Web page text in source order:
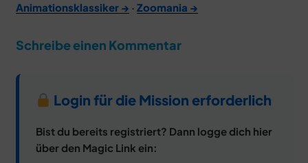
Animationsklassiker → · Zoomania →
Schreibe einen Kommentar
Login für die Mission erforderlich
Bist du bereits registriert? Dann logge dich hier
über den Magic Link ein: